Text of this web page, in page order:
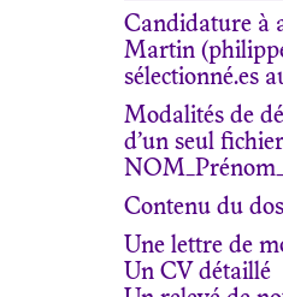
Candidature à
Martin
sélectionné.es
Modalités de
d’un seul
Contenu du
Une lettre de
Un CV détaillé